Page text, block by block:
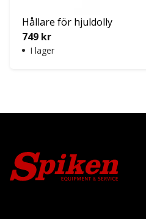
Hållare för hjuldolly
749 kr
I lager